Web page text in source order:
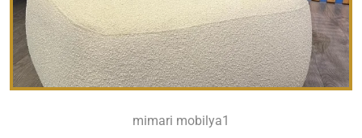
mimari mobilya1